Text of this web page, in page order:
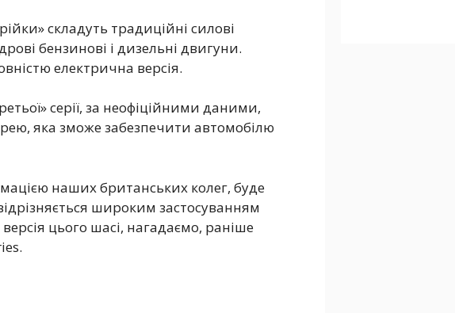
складуть традиційні силові
бензинові і дизельні двигуни.
електрична версія.
серії, за неофіційними даними,
яка зможе забезпечити автомобілю
наших британських колег, буде
широким застосуванням
цього шасі, нагадаємо, раніше